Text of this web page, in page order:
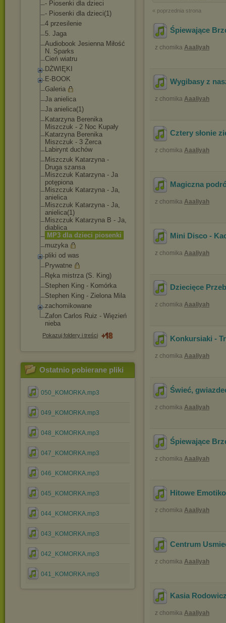
- Piosenki dla dzieci
- Piosenki dla dzieci(1)
4 przesilenie
5. Jaga
Audiobook Jesienna Miłość
N. Sparks
Cień wiatru
DŻWIĘKI
E-BOOK
Galeria
Ja anielica
Ja anielica(1)
Katarzyna Berenika
Miszczuk - 2 Noc Kupały
Katarzyna Berenika
Miszczuk - 3 Żerca
Labirynt duchów
Miszczuk Katarzyna -
Druga szansa
Miszczuk Katarzyna - Ja
potępiona
Miszczuk Katarzyna - Ja,
anielica
Miszczuk Katarzyna - Ja,
anielica(1)
Miszczuk Katarzyna B - Ja,
diablica
MP3 dla dzieci piosenki
muzyka
pliki od was
Prywatne
Ręka mistrza (S. King)
Stephen King - Komórka
Stephen King - Zielona Mila
zachomikowane
Zafon Carlos Ruiz - Więzień
nieba
Pokazuj foldery i treści
Ostatnio pobierane pliki
050_KOMORKA.mp3
049_KOMORKA.mp3
048_KOMORKA.mp3
047_KOMORKA.mp3
046_KOMORKA.mp3
045_KOMORKA.mp3
044_KOMORKA.mp3
043_KOMORKA.mp3
042_KOMORKA.mp3
041_KOMORKA.mp3
« poprzednia strona
Śpiewające
z chomika Aaaliyah
Wygibasy z
z chomika Aaaliyah
Cztery słonie
z chomika Aaaliyah
Magiczna
z chomika Aaaliyah
Mini Disco -
z chomika Aaaliyah
Dziecięce
z chomika Aaaliyah
Konkursiaki -
z chomika Aaaliyah
Świeć,
z chomika Aaaliyah
Śpiewające
z chomika Aaaliyah
Hitowe
z chomika Aaaliyah
Centrum
z chomika Aaaliyah
Kasia
z chomika Aaaliyah